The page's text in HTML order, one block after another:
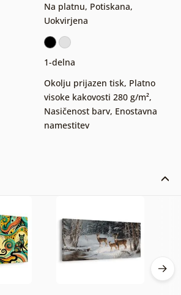
Na platnu, Potiskana,
Uokvirjena
1-delna
Okolju prijazen tisk, Platno
visoke kakovosti 280 g/m²,
Nasičenost barv, Enostavna
namestitev